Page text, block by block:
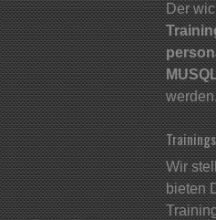
Der
Wir
bieten